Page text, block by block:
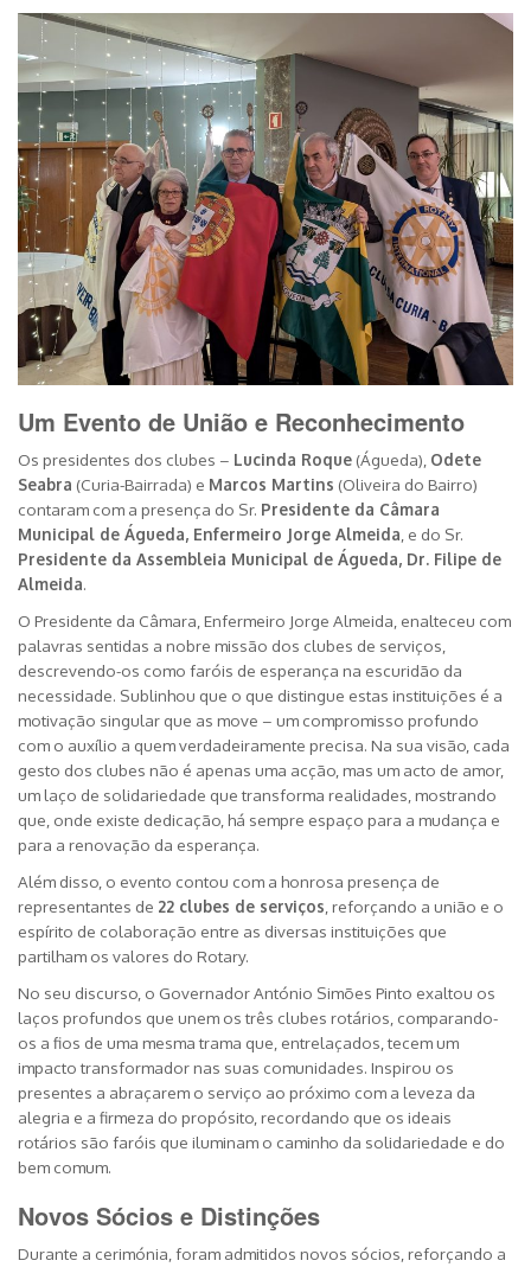
Um Evento de União e Reconhecimento
Os presidentes dos clubes – Lucinda Roque (Águeda), Odete
Seabra (Curia-Bairrada) e Marcos Martins (Oliveira do Bairro)
contaram com a presença do Sr. Presidente da Câmara
Municipal de Águeda, Enfermeiro Jorge Almeida , e do Sr.
Presidente da Assembleia Municipal de Águeda, Dr. Filipe de
Almeida.
O Presidente da Câmara, Enfermeiro Jorge Almeida, enalteceu com
palavras sentidas a nobre missão dos clubes de serviços,
descrevendo-os como faróis de esperança na escuridão da
necessidade. Sublinhou que o que distingue estas instituições é a
motivação singular que as move – um compromisso profundo
com o auxílio a quem verdadeiramente precisa. Na sua visão, cada
gesto dos clubes não é apenas uma acção, mas um acto de amor,
um laço de solidariedade que transforma realidades, mostrando
que, onde existe dedicação, há sempre espaço para a mudança e
para a renovação da esperança.
Além disso, o evento contou com a honrosa presença de
representantes de 22 clubes de serviços , reforçando a união e o
espírito de colaboração entre as diversas instituições que
partilham os valores do Rotary.
No seu discurso, o Governador António Simões Pinto exaltou os
laços profundos que unem os três clubes rotários, comparando-
os a fios de uma mesma trama que, entrelaçados, tecem um
impacto transformador nas suas comunidades. Inspirou os
presentes a abraçarem o serviço ao próximo com a leveza da
alegria e a firmeza do propósito, recordando que os ideais
rotários são faróis que iluminam o caminho da solidariedade e do
bem comum.
Novos Sócios e Distinções
Durante a cerimónia, foram admitidos novos sócios, reforçando a